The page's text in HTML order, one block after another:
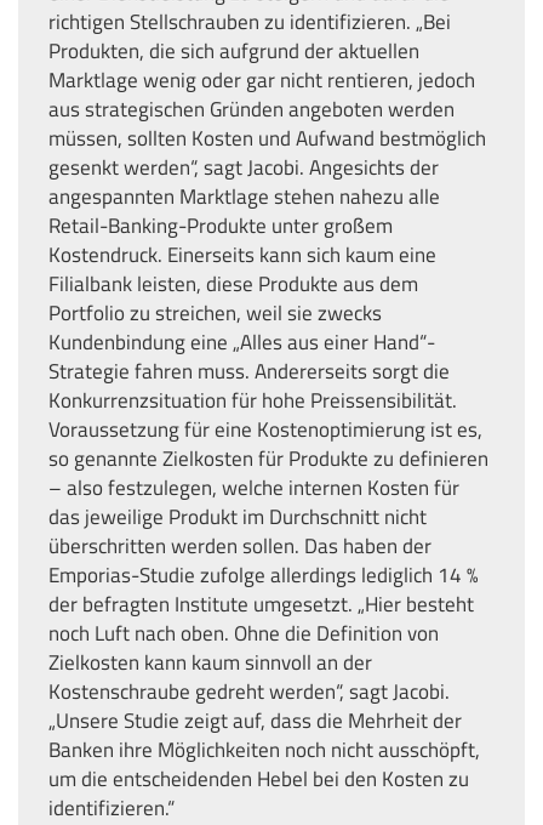
richtigen Stellschrauben zu identifizieren. „Bei
Produkten, die sich aufgrund der aktuellen
Marktlage wenig oder gar nicht rentieren, jedoch
aus strategischen Gründen angeboten werden
müssen, sollten Kosten und Aufwand bestmöglich
gesenkt werden“, sagt Jacobi. Angesichts der
angespannten Marktlage stehen nahezu alle
Retail-Banking-Produkte unter großem
Kostendruck. Einerseits kann sich kaum eine
Filialbank leisten, diese Produkte aus dem
Portfolio zu streichen, weil sie zwecks
Kundenbindung eine „Alles aus einer Hand“-
Strategie fahren muss. Andererseits sorgt die
Konkurrenzsituation für hohe Preissensibilität.
Voraussetzung für eine Kostenoptimierung ist es,
so genannte Zielkosten für Produkte zu definieren
– also festzulegen, welche internen Kosten für
das jeweilige Produkt im Durchschnitt nicht
überschritten werden sollen. Das haben der
Emporias-Studie zufolge allerdings lediglich 14 %
der befragten Institute umgesetzt. „Hier besteht
noch Luft nach oben. Ohne die Definition von
Zielkosten kann kaum sinnvoll an der
Kostenschraube gedreht werden“, sagt Jacobi.
„Unsere Studie zeigt auf, dass die Mehrheit der
Banken ihre Möglichkeiten noch nicht ausschöpft,
um die entscheidenden Hebel bei den Kosten zu
identifizieren.“